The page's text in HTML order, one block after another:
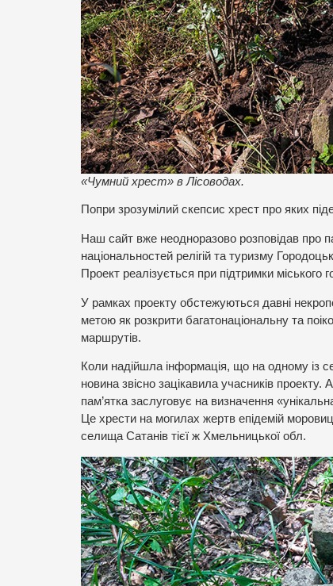
«Чумний хрест» в Лісоводах.
Попри зрозумілий скепсис хрест про яких
Наш сайт вже неодноразово розповідав про
національностей релігій та туризму
Проект реалізується при підтримки міського
У рамках проекту обстежуються давні
метою як розкрити багатонаціональну та
маршрутів.
Коли надійшла інформація, що на одному із
новина звісно зацікавила учасників
пам’ятка заслуговує на визначення
Це хрести на могилах жертв епідемій
селища Сатанів тієї ж Хмельницької обл.